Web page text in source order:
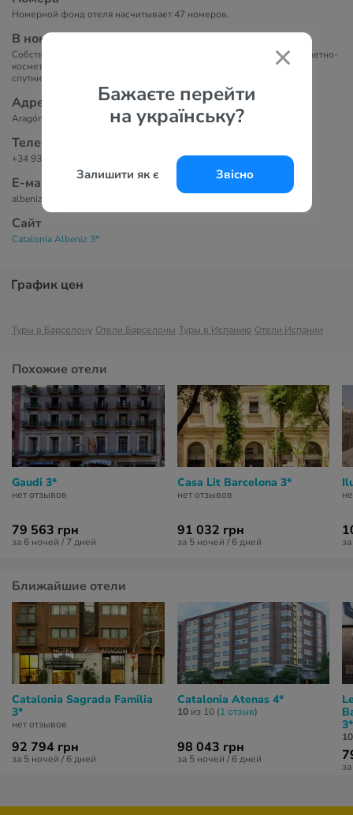
Бажаєте перейти
на українську?
Залишити як є Звісно
Номерной фонд отеля насчитывает 47 номеров.
В номерах
Собственная ванная комната, ванна или душ, фен, бесплатные туалетно-
косметические принадлежности, сейф, кондиционер, мини-бар,
спутниковое ТВ, рабочий стол.
Адрес
Aragón, 591 - 593, Сант-Марти, 08026 Барселона, Испания.
Телефоны
+34 932 65 26 26
Е-маil
albeniz@hoteles-catalonia.es
Сайт
Catalonia Albeniz 3*
График цен
Туры в Барселону Отели Барселоны Туры в Испанию Отели Испании
Похожие отели
Gaudi 3*
нет отзывов
79 563 грн
за 6 ночей / 7 дней
Casa Lit Barcelona 3*
нет отзывов
91 032 грн
за 5 ночей / 6 дней
Ближайшие отели
Catalonia Sagrada Familia
3*
нет отзывов
92 794 грн
за 5 ночей / 6 дней
Catalonia Atenas 4*
10из 10 (1 отзыв)
98 043 грн
за 5 ночей / 6 дней
3*
10